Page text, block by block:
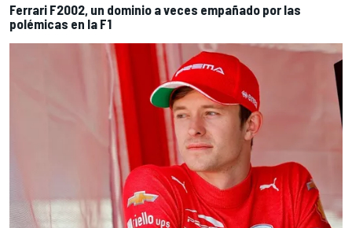
Ferrari F2002, un dominio a veces empañado por las
polémicas en la F1